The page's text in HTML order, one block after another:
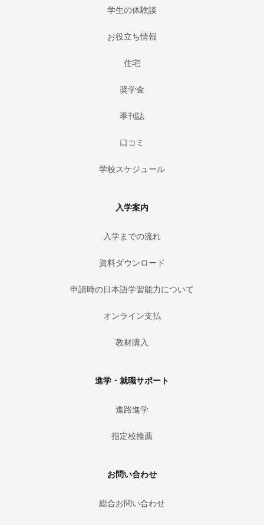
学生の体験談
お役立ち情報
住宅
奨学金
季刊誌
口コミ
学校スケジュール
入学案内
入学までの流れ
資料ダウンロード
申請時の日本語学習能力について
オンライン支払
教材購入
進学・就職サポート
進路進学
指定校推薦
お問い合わせ
総合お問い合わせ